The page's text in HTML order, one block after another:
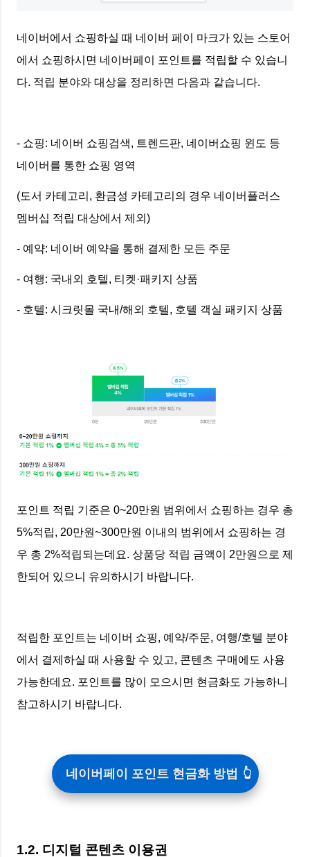
네이버에서 쇼핑하실 때 네이버 페이 마크가 있는 스토어
에서 쇼핑하시면 네이버페이 포인트를 적립할 수 있습니
다. 적립 분야와 대상을 정리하면 다음과 같습니다.
- 쇼핑: 네이버 쇼핑검색, 트렌드판, 네이버쇼핑 윈도 등
네이버를 통한 쇼핑 영역
(도서 카테고리, 환금성 카테고리의 경우 네이버플러스
멤버십 적립 대상에서 제외)
- 예약: 네이버 예약을 통해 결제한 모든 주문
- 여행: 국내외 호텔, 티켓·패키지 상품
- 호텔: 시크릿몰 국내/해외 호텔, 호텔 객실 패키지 상품
포인트 적립 기준은 0~20만원 범위에서 쇼핑하는 경우 총
5%적립, 20만원~300만원 이내의 범위에서 쇼핑하는 경
우 총 2%적립되는데요. 상품당 적립 금액이 2만원으로 제
한되어 있으니 유의하시기 바랍니다.
적립한 포인트는 네이버 쇼핑, 예약/주문, 여행/호텔 분야
에서 결제하실 때 사용할 수 있고, 콘텐츠 구매에도 사용
가능한데요. 포인트를 많이 모으시면 현금화도 가능하니
참고하시기 바랍니다.
네이버페이 포인트 현금화 방법
1.2. 디지털 콘텐츠 이용권